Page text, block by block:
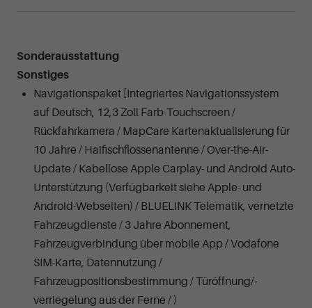
Sonderausstattung
Sonstiges
Navigationspaket [Integriertes Navigationssystem
auf Deutsch, 12,3 Zoll Farb-Touchscreen /
Rückfahrkamera / MapCare Kartenaktualisierung für
10 Jahre / Haifischflossenantenne / Over-the-Air-
Update / Kabellose Apple Carplay- und Android Auto-
Unterstützung (Verfügbarkeit siehe Apple- und
Android-Webseiten) / BLUELINK Telematik, vernetzte
Fahrzeugdienste / 3 Jahre Abonnement,
Fahrzeugverbindung über mobile App / Vodafone
SIM-Karte, Datennutzung /
Fahrzeugpositionsbestimmung / Türöffnung/-
verriegelung aus der Ferne / )